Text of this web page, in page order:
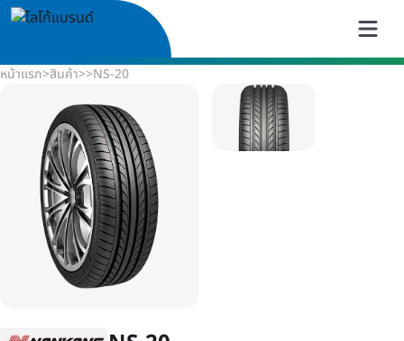
หน้าแรก>สินค้า>>NS-20